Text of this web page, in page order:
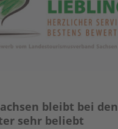
bleibt bei den
sehr beliebt